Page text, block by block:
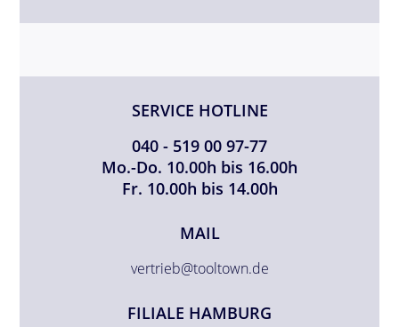
SERVICE HOTLINE
040 - 519 00 97-77
Mo.-Do. 10.00h bis 16.00h
Fr. 10.00h bis 14.00h
MAIL
vertrieb@tooltown.de
FILIALE HAMBURG